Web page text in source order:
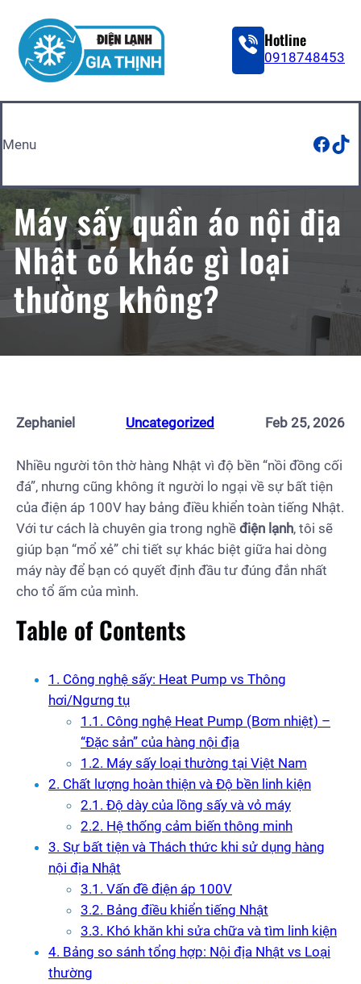
content
Hotline
0918748453
Menu
Máy sấy quần áo nội địa
Nhật có khác gì loại
thường không?
Zephaniel Uncategorized Feb 25, 2026
Nhiều người tôn thờ hàng Nhật vì độ bền “nồi đồng cối
đá”, nhưng cũng không ít người lo ngại về sự bất tiện
của điện áp 100V hay bảng điều khiển toàn tiếng Nhật.
Với tư cách là chuyên gia trong nghề điện lạnh, tôi sẽ
giúp bạn “mổ xẻ” chi tiết sự khác biệt giữa hai dòng
máy này để bạn có quyết định đầu tư đúng đắn nhất
cho tổ ấm của mình.
Table of Contents
1. Công nghệ sấy: Heat Pump vs Thông
hơi/Ngưng tụ
1.1. Công nghệ Heat Pump (Bơm nhiệt) –
“Đặc sản” của hàng nội địa
1.2. Máy sấy loại thường tại Việt Nam
2. Chất lượng hoàn thiện và Độ bền linh kiện
2.1. Độ dày của lồng sấy và vỏ máy
2.2. Hệ thống cảm biến thông minh
3. Sự bất tiện và Thách thức khi sử dụng hàng
nội địa Nhật
3.1. Vấn đề điện áp 100V
3.2. Bảng điều khiển tiếng Nhật
3.3. Khó khăn khi sửa chữa và tìm linh kiện
4. Bảng so sánh tổng hợp: Nội địa Nhật vs Loại
thường